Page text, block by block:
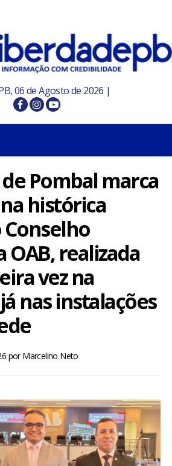
06 de Agosto de 2026 |
Pombal marca
histórica
Conselho
OAB, realizada
vez na
nas instalações
porMarcelino Neto